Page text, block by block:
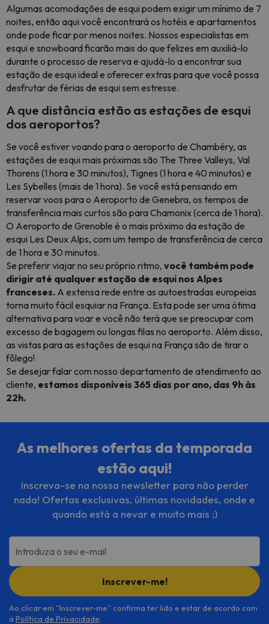
Algumas acomodações de esqui podem exigir um mínimo de 7
noites, então aqui você encontrará os hotéis e apartamentos
onde pode ficar por menos noites. Nossos especialistas em
esqui e snowboard ficarão mais do que felizes em auxiliá-lo
durante o processo de reserva e ajudá-lo a encontrar sua
estação de esqui ideal e oferecer extras para que você possa
desfrutar de férias de esqui sem estresse.
A que distância estão as estações de esqui
dos aeroportos?
Se você estiver voando para o aeroporto de Chambéry, as
estações de esqui mais próximas são The Three Valleys, Val
Thorens (1 hora e 30 minutos), Tignes (1 hora e 40 minutos) e
Les Sybelles (mais de 1 hora). Se você está pensando em
reservar voos para o Aeroporto de Genebra, os tempos de
transferência mais curtos são para Chamonix (cerca de 1 hora).
O Aeroporto de Grenoble é o mais próximo da estação de
esqui Les Deux Alps, com um tempo de transferência de cerca
de 1 hora e 30 minutos.
Se preferir viajar no seu próprio ritmo, você também pode
dirigir até qualquer estação de esqui nos Alpes
franceses. A extensa rede entre as autoestradas europeias
torna muito fácil esquiar na França. Esta pode ser uma ótima
alternativa para voar e você não terá que se preocupar com
excesso de bagagem ou longas filas no aeroporto. Além disso,
as vistas para as estações de esqui na França são de tirar o
fôlego!
Se desejar falar com nosso departamento de atendimento ao
cliente, estamos disponíveis 365 dias por ano, das 9h às
22h.
As melhores ofertas da temporada
estão aqui!
Inscreva-se na nossa newsletter para não perder
nada! Ofertas exclusivas, últimas novidades, onde e
quando está a nevar e muito mais ;)
Introduza o seu e-mail
Inscrever-me!
Ao clicar em ''Inscrever-me'' confirma ter lido e estar de acordo com
a Política de Privacidade